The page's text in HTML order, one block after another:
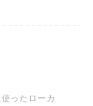
ったローカ